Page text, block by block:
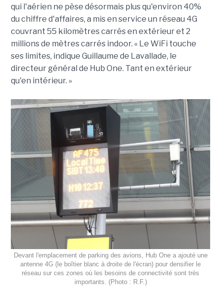
qui l'aérien ne pèse désormais plus qu'environ 40%
du chiffre d'affaires, a mis en service un réseau 4G
couvrant 55 kilomètres carrés en extérieur et 2
millions de mètres carrés indoor. « Le WiFi touche
ses limites, indique Guillaume de Lavallade, le
directeur général de Hub One. Tant en extérieur
qu'en intérieur. »
Devant l'emplacement de parking des avions, Hub One a ajouté une
antenne 4G (le boîtier blanc à droite de l'écran) pour densifier le
réseau sur ces zones où les besoins de connectivité sont très
importants. (Photo : R.F.)